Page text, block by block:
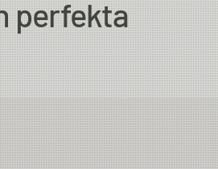
1.09 kg 50m
1.3 kg 50m
perfekta